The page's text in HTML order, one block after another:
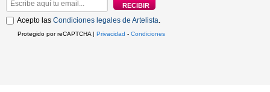
Acepto las Condiciones legales de Artelista
Protegido por reCAPTCHA | Privacidad - Condiciones